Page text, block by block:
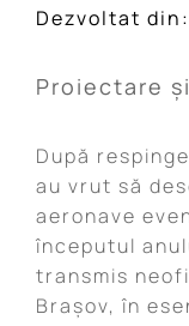
Dezvoltat din:
Proiectare
După
au vrut să
aeronave
începutul
transmis
Brașov, în